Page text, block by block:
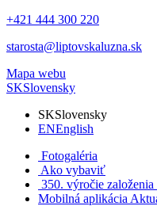
+421 444 300 220
starosta@liptovskaluzna.sk
Mapa webu
SKSlovensky
SKSlovensky
ENEnglish
Fotogaléria
Ako vybaviť
350. výročie založenia
Mobilná aplikácia